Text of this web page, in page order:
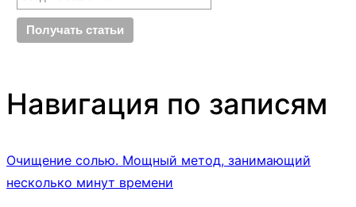
Навигация по записям
Очищение солью. Мощный метод, занимающий
несколько минут времени